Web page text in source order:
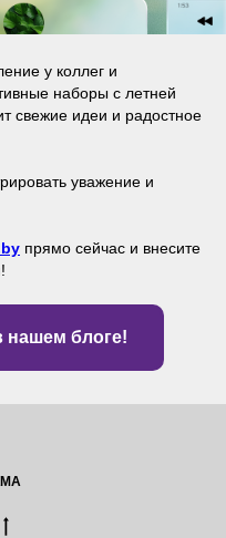
у коллег и
наборы с летней
свежие идеи и радостное
уважение и
прямо сейчас и внесите
нашем блоге!